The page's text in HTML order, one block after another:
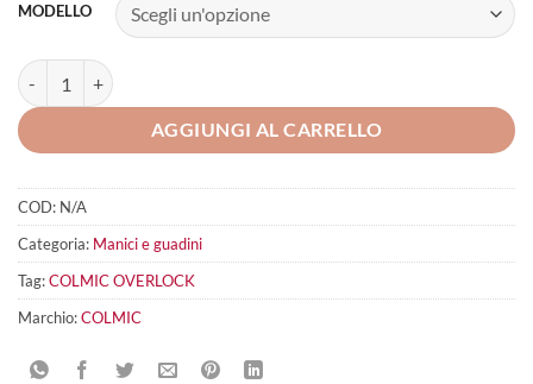
MODELLO
COLMIC OVERLOCK quantità
AGGIUNGI AL CARRELLO
COD: N/A
Categoria: Manici e guadini
Tag:COLMIC OVERLOCK
Marchio:COLMIC